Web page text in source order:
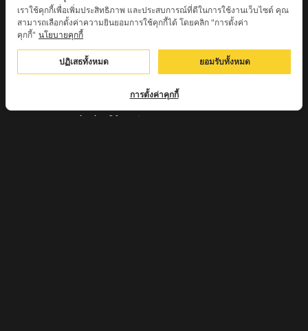
หลวงปู่สยาก๊วนพระชะยะ อินต๊ะวังโส วัดพระบาทผาผึ้ง
อำเภอลี้ จ.ลำพูน
หลวงตาชา สำนักสงฆ์ ถ้ำคองหลู ต.เชียงดาว อ.เชียงดาว
จ.เชียงใหม่ เสก
ครูบานะ ชินวํโส สำนักสงฆ์ดอยอีฮุย จ.ลำพูน
ครูบาเลิศ วัดทุ่งม่านใต้ จ.ลำปาง
เราใช้คุกกี้เพื่อเพิ่มประสิทธิภาพ และประสบการณ์ที่ดีในการใช้งานเว็บไซต์ คุณ
สามารถเลือกตั้งค่าความยินยอมการใช้คุกกี้ได้ โดยคลิก "การตั้งค่า
คุกกี้" นโยบายคุกกี้
ปฏิเสธทั้งหมด ยอมรับทั้งหมด
การตั้งค่าคุกกี้